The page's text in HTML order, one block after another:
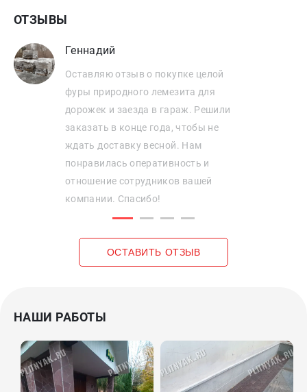
ОТЗЫВЫ
Геннадий
Оставляю отзыв о покупке целой
фуры природного лемезита для
дорожек и заезда в гараж. Решили
заказать в конце года, чтобы не
ждать доставку весной. Нам
понравилась оперативность и
отношение сотрудников вашей
компании. Спасибо!
ОСТАВИТЬ ОТЗЫВ
НАШИ РАБОТЫ